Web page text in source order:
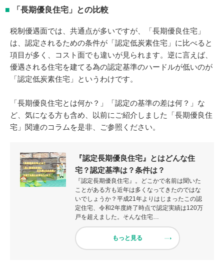
「長期優良住宅」との比較
税制優遇面では、共通点が多いですが、「長期優良住宅」
は、認定されるための条件が「認定低炭素住宅」に比べると
項目が多く、コスト面でも違いが見られます。逆に言えば、
優遇される住宅を建てる為の認定基準のハードルが低いのが
「認定低炭素住宅」というわけです。
「長期優良住宅とは何か？」「認定の基準の差は何？」な
ど、気になる方も含め、以前にご紹介しました「長期優良住
宅」関連のコラムを是非、ご参照ください。
『認定長期優良住宅』とはどんな住
宅？認定基準は？条件は？
『認定長期優良住宅』。どこかで名前は聞いた
ことがある方も近年は多くなってきたのではな
いでしょうか？平成21年よりはじまったこの認
定住宅、令和2年度終了時点で認定実績は120万
戸を超えました。そんな住宅…
もっと見る